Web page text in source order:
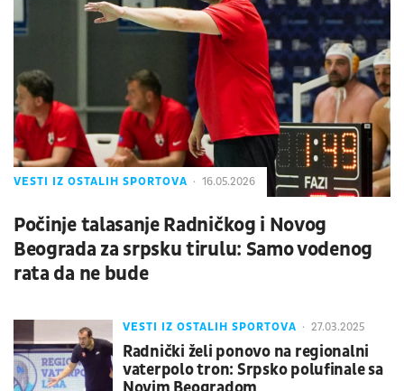
VESTI IZ OSTALIH SPORTOVA 16.05.2026
Počinje talasanje Radničkog i Novog
Beograda za srpsku tirulu: Samo vodenog
rata da ne bude
VESTI IZ OSTALIH SPORTOVA 27.03.2025
Radnički želi ponovo na regionalni
vaterpolo tron: Srpsko polufinale sa